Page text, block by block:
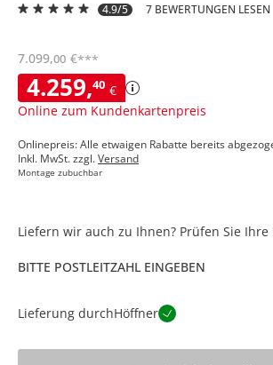
4.9/5
7 BEWERTUNGEN LESEN
4.259,40 €
Online zum Kundenkartenpreis
7.099,00 €***
Onlinepreis: Alle etwaigen Rabatte bereits
Inkl. MwSt. zzgl.Versand
Montage zubuchbar
Liefern wir auch zu Ihnen? Prüfen Sie Ihre
BITTE POSTLEITZAHL EINGEBEN
Lieferung durchHöffner